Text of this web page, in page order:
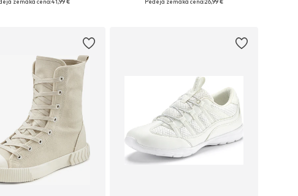
zemākā cena:41,99 €
Pēdējā zemākā cena:26,99 €